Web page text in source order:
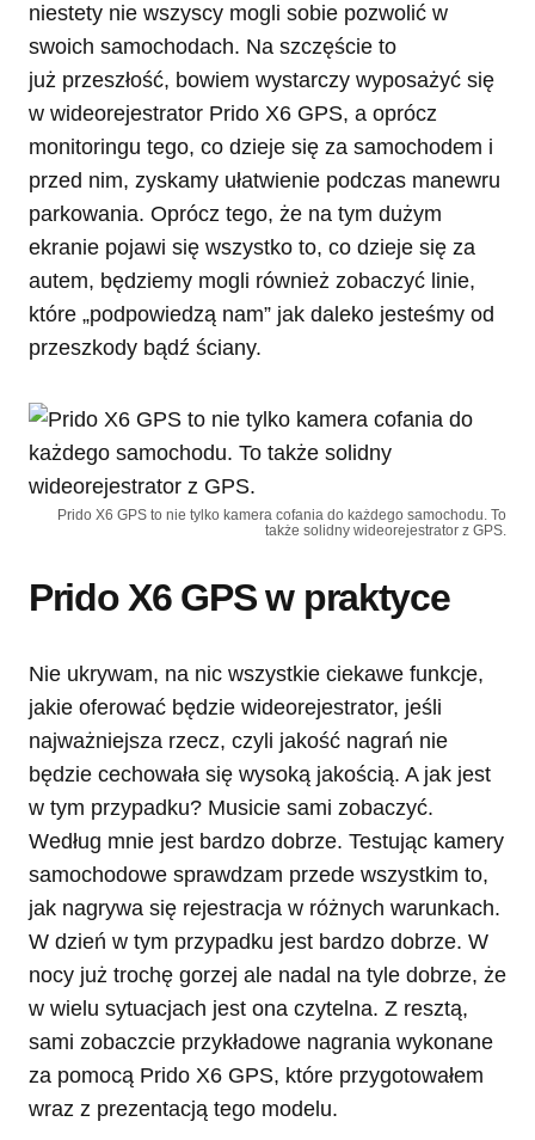
niestety nie wszyscy mogli sobie pozwolić w
swoich samochodach. Na szczęście to
już przeszłość, bowiem wystarczy wyposażyć się
w wideorejestrator Prido X6 GPS, a oprócz
monitoringu tego, co dzieje się za samochodem i
przed nim, zyskamy ułatwienie podczas manewru
parkowania. Oprócz tego, że na tym dużym
ekranie pojawi się wszystko to, co dzieje się za
autem, będziemy mogli również zobaczyć linie,
które „podpowiedzą nam” jak daleko jesteśmy od
przeszkody bądź ściany.
Prido X6 GPS to nie tylko kamera cofania do każdego samochodu. To
także solidny wideorejestrator z GPS.
Prido X6 GPS w praktyce
Nie ukrywam, na nic wszystkie ciekawe funkcje,
jakie oferować będzie wideorejestrator, jeśli
najważniejsza rzecz, czyli jakość nagrań nie
będzie cechowała się wysoką jakością. A jak jest
w tym przypadku? Musicie sami zobaczyć.
Według mnie jest bardzo dobrze. Testując kamery
samochodowe sprawdzam przede wszystkim to,
jak nagrywa się rejestracja w różnych warunkach.
W dzień w tym przypadku jest bardzo dobrze. W
nocy już trochę gorzej ale nadal na tyle dobrze, że
w wielu sytuacjach jest ona czytelna. Z resztą,
sami zobaczcie przykładowe nagrania wykonane
za pomocą Prido X6 GPS, które przygotowałem
wraz z prezentacją tego modelu.